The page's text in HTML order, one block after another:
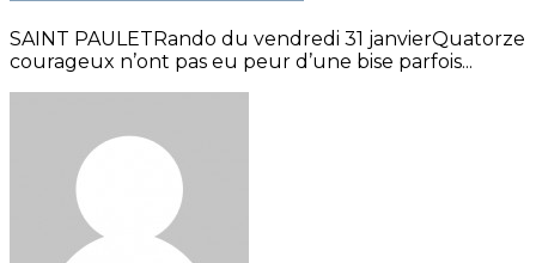
SAINT PAULETRando du vendredi 31 janvierQuatorze
courageux n’ont pas eu peur d’une bise parfois...